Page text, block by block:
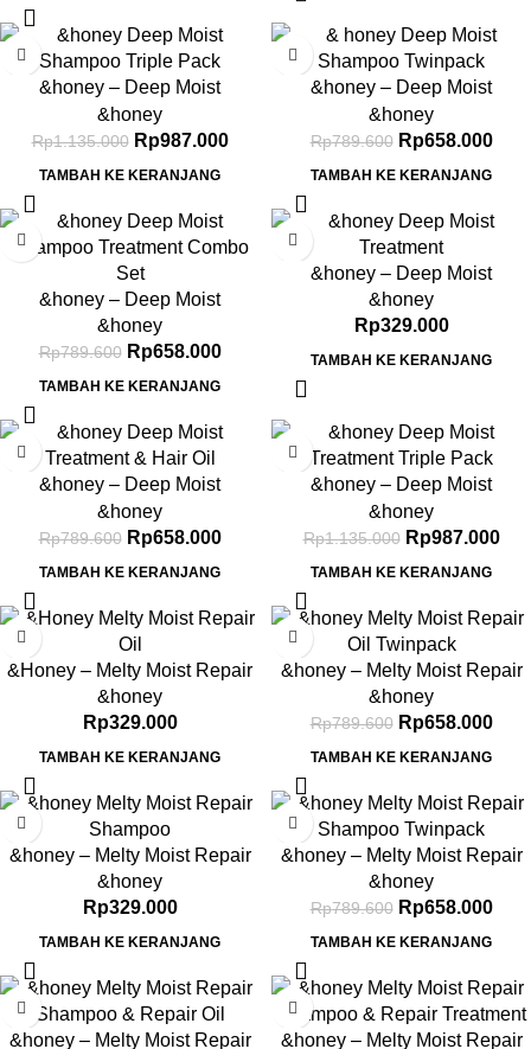
&honey – Deep Moist
Shampoo 1.0 Triple-Pack
&honey
Rp1.135.000 Rp987.000
TAMBAH KE KERANJANG
&honey – Deep Moist
Shampoo 440 ml Twinpack
&honey
Rp789.600 Rp658.000
TAMBAH KE KERANJANG
&honey – Deep Moist
Shampoo 440ml + Treatment
445g Combo Set
&honey
Rp789.600 Rp658.000
TAMBAH KE KERANJANG
&honey – Deep Moist
Treatment 2.0 445Gr
&honey
Rp329.000
TAMBAH KE KERANJANG
&honey – Deep Moist
Treatment 2.0 445Gr & Deep
Moist Hair Oil 3.0 100ml
&honey
Rp789.600 Rp658.000
TAMBAH KE KERANJANG
&honey – Deep Moist
Treatment 2.0 Triple-Pack
&honey
Rp1.135.000 Rp987.000
TAMBAH KE KERANJANG
&Honey – Melty Moist Repair
Oil 3.0 100ml
&honey
Rp329.000
TAMBAH KE KERANJANG
-17%
&honey – Melty Moist Repair
Oil 3.0 100ml Twinpack
&honey
Rp789.600 Rp658.000
TAMBAH KE KERANJANG
&honey – Melty Moist Repair
Shampoo 1.0 440ml
&honey
Rp329.000
TAMBAH KE KERANJANG
-17%
&honey – Melty Moist Repair
Shampoo 1.0 440ml Twinpack
&honey
Rp789.600 Rp658.000
TAMBAH KE KERANJANG
-17%
&honey – Melty Moist Repair
-17%
&honey – Melty Moist Repair